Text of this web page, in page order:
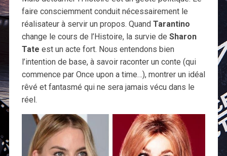
faire consciemment conduit nécessairement le
réalisateur à servir un propos. Quand Tarantino
change le cours de l’Histoire, la survie de Sharon
Tate est un acte fort. Nous entendons bien
l’intention de base, à savoir raconter un conte (qui
commence par Once upon a time…), montrer un idéal
rêvé et fantasmé qui ne sera jamais vécu dans le
réel.